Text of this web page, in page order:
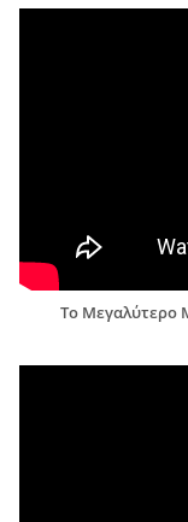
Το Μεγαλύτερο